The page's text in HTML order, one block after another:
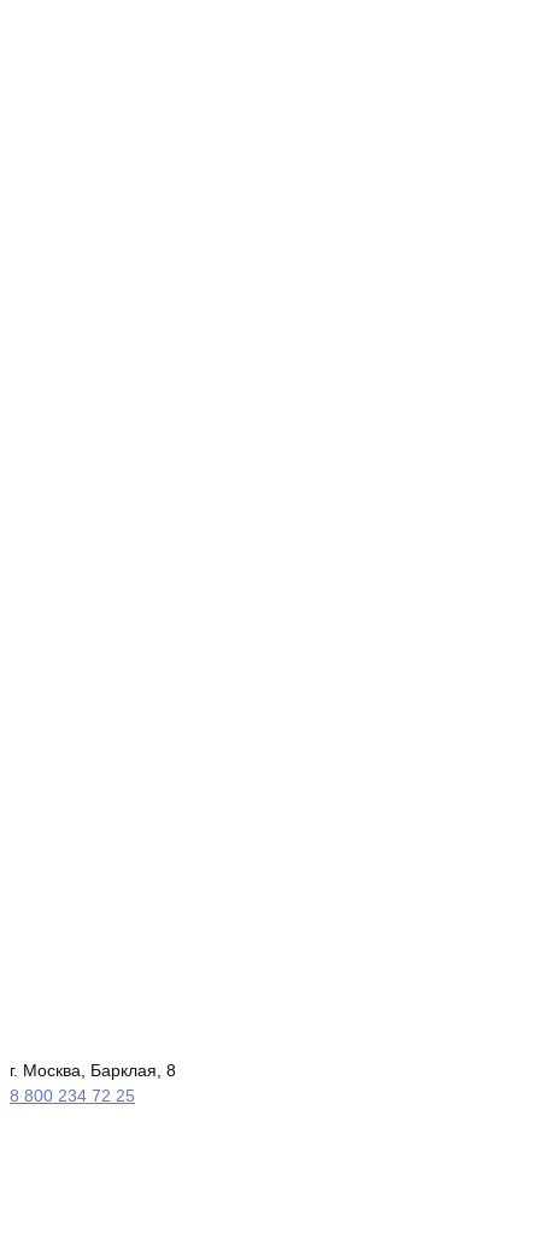
г. Москва, Барклая, 8
8 800 234 72 25